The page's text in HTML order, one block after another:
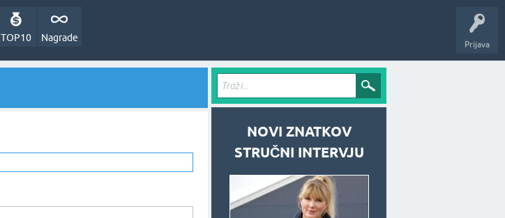
Prijava
Nagrade
TOP10
NOVI ZNATKOV
STRUČNI INTERVJU